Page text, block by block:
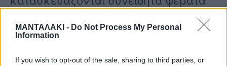
ΜΑΝΤΑΛΑΚΙ - Do Not Process My Personal
Information
If you wish to opt-out of the sale, sharing to third parties, or
είθισται. Δεν έβγαλε καμία
ανακοίνωση για την εθνική τραγωδία